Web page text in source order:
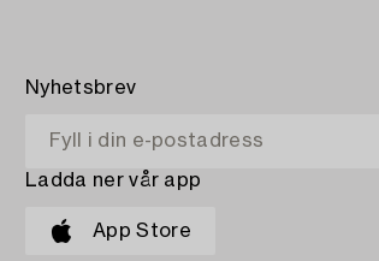
Nyhetsbrev
Ladda ner vår app
App Store